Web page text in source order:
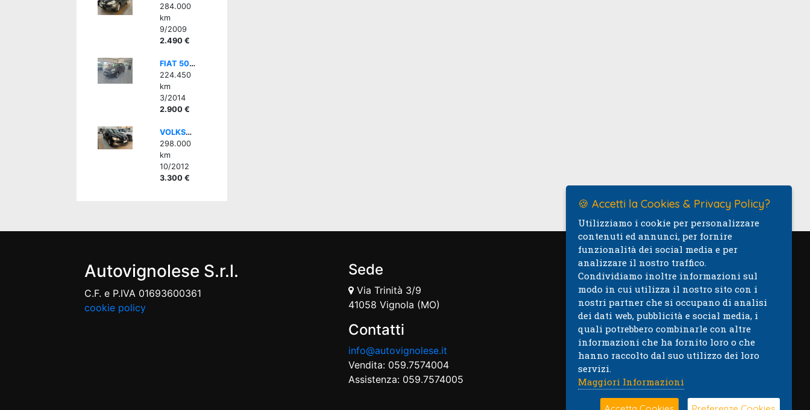
284.000
km
9/2009
2.490 €
FIAT 500L 0.9 TwinAir 105 CV Pop Star DA COMMERCIANTE
224.450
km
3/2014
2.900 €
VOLKSWAGEN Polo 1.2 TDI DPF 5 p. Trendline - OP. SETTORE
298.000
km
10/2012
3.300 €
Autovignolese S.r.l.
C.F. e P.IVA 01693600361
cookie policy
Sede
Via Trinità 3/9
41058 Vignola (MO)
Contatti
info@autovignolese.it
Vendita: 059.7574004
Assistenza: 059.7574005
Mappa
🍪 Accetti la Cookies & Privacy Policy?
Utilizziamo i cookie per personalizzare
contenuti ed annunci, per fornire
funzionalità dei social media e per
analizzare il nostro traffico.
Condividiamo inoltre informazioni sul
modo in cui utilizza il nostro sito con i
nostri partner che si occupano di analisi
dei dati web, pubblicità e social media, i
quali potrebbero combinarle con altre
informazioni che ha fornito loro o che
hanno raccolto dal suo utilizzo dei loro
servizi.
Maggiori Informazioni